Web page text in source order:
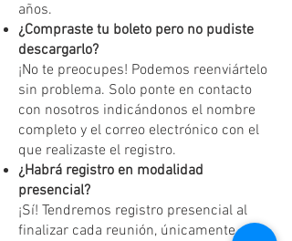
años.
¿Compraste tu boleto pero no pudiste
descargarlo?
¡No te preocupes! Podemos reenviártelo
sin problema. Solo ponte en contacto
con nosotros indicándonos el nombre
completo y el correo electrónico con el
que realizaste el registro.
¿Habrá registro en modalidad
presencial?
¡Sí! Tendremos registro presencial al
finalizar cada reunión, únicamente